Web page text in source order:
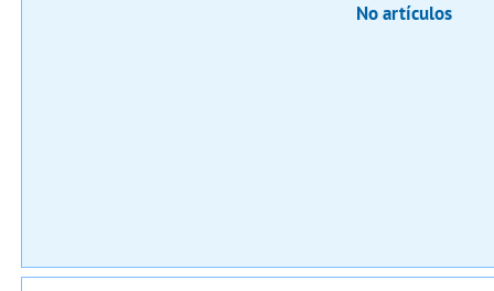
No artículos